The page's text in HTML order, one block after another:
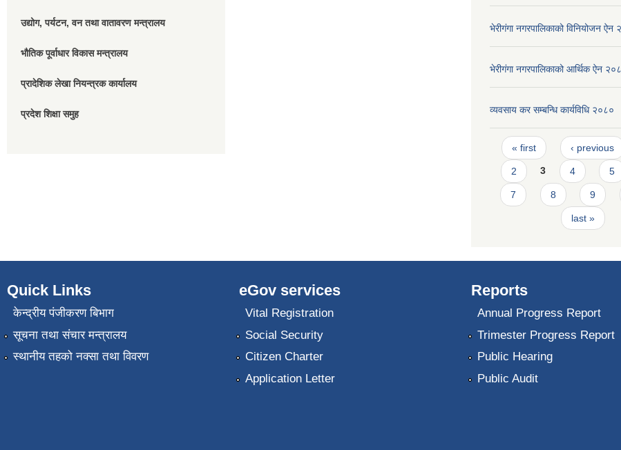
उद्योग, पर्यटन, वन तथा वातावरण मन्त्रालय
भौतिक पूर्वाधार विकास मन्त्रालय
प्रादेशिक लेखा नियन्त्रक कार्यालय
प्रदेश शिक्षा समुह
भेरीगंगा नगरपालिकाको विनियोजन ऐन
भेरीगंगा नगरपालिकाको आर्थिक ऐन
व्यवसाय कर सम्बन्धि कार्यविधि २०८०
Pages
« first ‹ previous
2 3 4 5
7 8 9
last »
Quick Links
केन्द्रीय पंजीकरण बिभाग
सूचना तथा संचार मन्त्रालय
स्थानीय तहको नक्सा तथा विवरण
eGov services
Vital Registration
Social Security
Citizen Charter
Application Letter
Reports
Annual Progress Report
Trimester Progress Report
Public Hearing
Public Audit